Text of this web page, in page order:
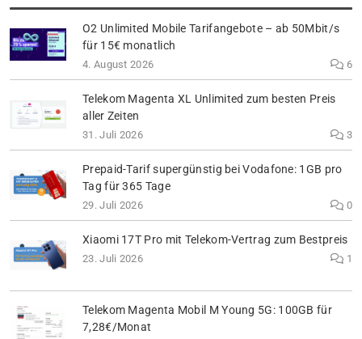
O2 Unlimited Mobile Tarifangebote – ab 50Mbit/s
für 15€ monatlich
4. August 2026 6
Telekom Magenta XL Unlimited zum besten Preis
aller Zeiten
31. Juli 2026 3
Prepaid-Tarif supergünstig bei Vodafone: 1GB pro
Tag für 365 Tage
29. Juli 2026 0
Xiaomi 17T Pro mit Telekom-Vertrag zum Bestpreis
23. Juli 2026 1
Telekom Magenta Mobil M Young 5G: 100GB für
7,28€/Monat